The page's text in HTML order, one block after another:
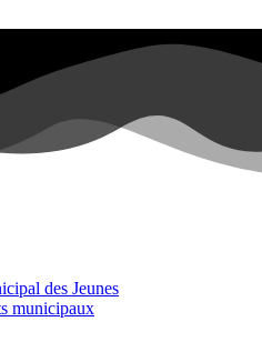
des Jeunes
municipaux